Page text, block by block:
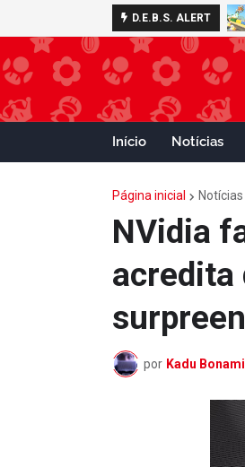
D.E.B.S. ALERT
Início Notícias
Página inicial Notícias
NVidia
acredita
por Kadu